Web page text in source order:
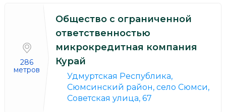
286
метров
Общество с ограниченной
ответственностью
микрокредитная компания
Курай
Удмуртская Республика,
Сюмсинский район, село Сюмси,
Советская улица, 67